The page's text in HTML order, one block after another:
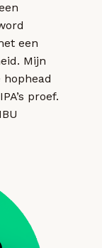
een
Mijn
proef.